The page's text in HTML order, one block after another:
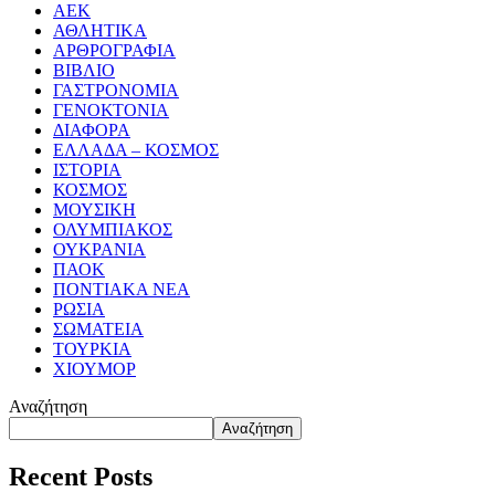
ΑΕΚ
ΑΘΛΗΤΙΚΑ
ΑΡΘΡΟΓΡΑΦΙΑ
ΒΙΒΛΙΟ
ΓΑΣΤΡΟΝΟΜΙΑ
ΓΕΝΟΚΤΟΝΙΑ
ΔΙΑΦΟΡΑ
ΕΛΛΑΔΑ – ΚΟΣΜΟΣ
ΙΣΤΟΡΙΑ
ΚΟΣΜΟΣ
ΜΟΥΣΙΚΗ
ΟΛΥΜΠΙΑΚΟΣ
ΟΥΚΡΑΝΙΑ
ΠΑΟΚ
ΠΟΝΤΙΑΚΑ ΝΕΑ
ΡΩΣΙΑ
ΣΩΜΑΤΕΙΑ
ΤΟΥΡΚΙΑ
ΧΙΟΥΜΟΡ
Αναζήτηση
Αναζήτηση
Recent Posts